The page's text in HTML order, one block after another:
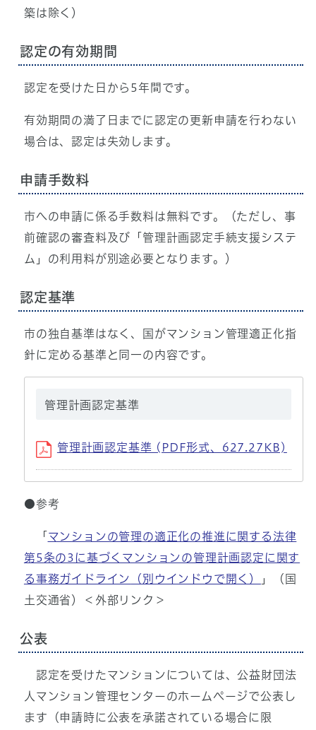
築は除く）
認定の有効期間
認定を受けた日から5年間です。
有効期間の満了日までに認定の更新申請を行わない
場合は、認定は失効します。
申請手数料
市への申請に係る手数料は無料です。（ただし、事
前確認の審査料及び「管理計画認定手続支援システ
ム」の利用料が別途必要となります。）
認定基準
市の独自基準はなく、国がマンション管理適正化指
針に定める基準と同一の内容です。
管理計画認定基準
管理計画認定基準 (PDF形式、627.27KB)
●参考
「 マンションの管理の適正化の推進に関する法律
第5条の3に基づくマンションの管理計画認定に関す
る事務ガイドライン
（別ウインドウで開く）
」（国
土交通省）＜外部リンク＞
公表
認定を受けたマンションについては、公益財団法
人マンション管理センターのホームページで公表し
ます（申請時に公表を承諾されている場合に限